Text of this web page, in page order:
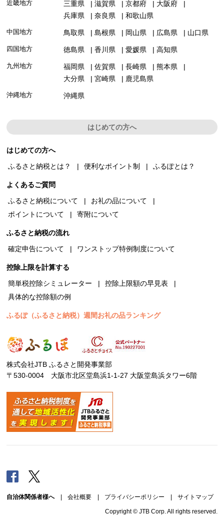
近畿地方 三重県 滋賀県 京都府
大阪府
兵庫県
奈良県 和歌山県
中国地方 鳥取県 島根県 岡山県 広島県 山口県
四国地方 徳島県 香川県 愛媛県 高知県
九州地方 福岡県 佐賀県 長崎県
熊本県
大分県
宮崎県 鹿児島県
沖縄地方 沖縄県
はじめての方へ
はじめての方へ
ふるさと納税とは？
便利なポイント制 ふるぽとは？
よくあるご質問
ふるさと納税について
お礼の品について
ポイントについて
寄附について
ふるさと納税の流れ
確定申告について
ワンストップ特例制度について
控除上限を計算する
簡単税控除シミュレーター
控除上限額の早見表
具体的な控除額の例
ふるぽ（ふるさと納税）週間お礼の品ランキング
株式会社JTB ふるさと開発事業部
〒530-0004 大阪市北区堂島浜1-1-27 大阪堂島浜タワー6階
Facebook
自治体関係者様へ| 会社概要 プライバシーポリシー サイトマップ
Copyright © JTB Corp. All rights reserved.